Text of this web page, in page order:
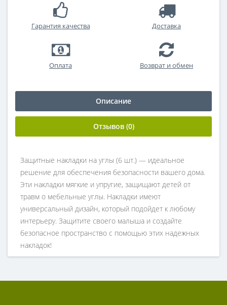
Гарантия качества Доставка
Оплата Возврат и обмен
Описание
Отзывов (0)
Защитные накладки на углы (6 шт.) — идеальное
решение для обеспечения безопасности вашего дома.
Эти накладки мягкие и упругие, защищают детей от
травм о мебельные углы. Накладки имеют
универсальный дизайн, который подойдет к любому
интерьеру. Защитите своего малыша и создайте
безопасное пространство с помощью этих надежных
накладок!